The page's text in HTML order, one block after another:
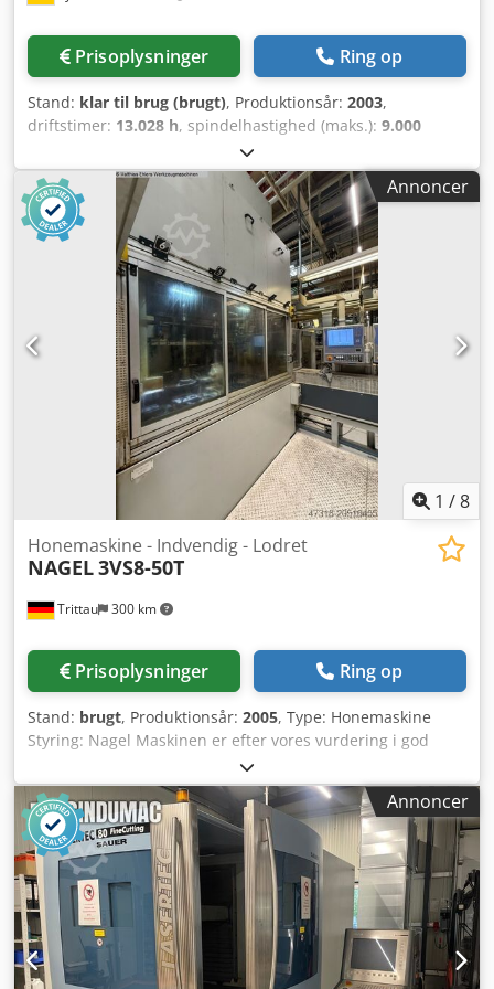
drejebord: 200 kg - Spændområde for det vertikale
konsolbord: 235 x 350 mm - T-spor i det vertikale
DIN 2080-40 (ISO 40) - Spindelhastighedsområde: 50 – 3000
o/min (trinløst justerbar) Crsdpfxezmh Aqe Apref -
Boringsdiameter i spindelhylster: Ø56H7 mm - Manuelt løft
af spindel i det vertikale hoved: 80 mm - Drejevinkel for det
vertikale hoved: ±45° - Vægt af det vertikale hoved: 85 kg -
Fremføringshastighed X, Y: op til 5000 mm/min (trinløst
justerbar) - Fremføringshastighed Z: op til 2500 mm/min
(trinløst justerbar) - Hurtiggående X, Y: 6000 mm/min -
Hurtiggående Z: 3000 mm/min - Drejningsmoment for
aksismotorerne X, Y: 4,5 Nm - Drejningsmoment for
aksismotoren Z: 6,2 Nm - Motor til kølevæskepumpe: 0,2
kW - Medfølgende tilbehør/udstyr: Omfatter et omfattende
værktøjssæt, som er placeret i et blåt, flerlags
værktøjsskabe, en maskinspændebakke, en spåne- og
sprøjtebeskyttelseshætte, et kølevæskesystem samt en
betjeningsvejledning. Tekniske specifikationer
Konusstørrelse SK 40
Prisoplysninger Ring op
Stand: klar til brug (brugt), Produktionsår: 2003,
driftstimer: 13.028 h, spindelhastighed (maks.): 9.000
500 mm
mm, vandring på Z-aksen:400 mm, antal akser:5, Denne
5-aksede maskine, DECKEL MAHO DMU 50T, blev
fremstillet i 2003. Den har en 3+2-akset konfiguration med
CNC-styrede lineære akser og et manuelt drejeligt bord,
hvilket øger maskinens alsidighed. Maskinen er udstyret
med værktøjer og en monteret værktøjslisteholder, hvilket
gør håndteringen nemmere. Hvis du leder efter
bearbejdningsmuligheder af høj kvalitet, bør du overveje
det universelle bearbejdningscenter DECKEL MAHO DMU
50T, som vi tilbyder til salg. Kontakt os for yderligere
information. Cedezmhwzepfx Aprerf - Akser: 5-akser
(normalt som en 3+2-akset konfiguration med 3 CNC-
styrede lineære akser X/Y/Z og et manuelt betjent
drejebord for B- og C-akserne) - Medfølgende udstyr:
Værktøjer er inkluderet, monteret værktøjslisteholder på
kabinettet, elektronisk håndhjul/betjeningspanel i skabet.
Annoncer
1 /8
Trittau 300 km
Honemaskine - Indvendig - Lodret
NAGEL3VS8-50T
Prisoplysninger Ring op
Stand: brugt, Produktionsår: 2005, Type: Honemaskine
Styring: Nagel Maskinen er efter vores vurdering i god
brugt stand og kan besigtiges under strøm efter aftale. Der
er 2 maskiner tilgængelige. Csdpoxwdxiefx Aprjrf Tilbehør,
viste værktøjer og opspændingsmidler medfølger kun, hvis
dette er angivet i tillægsinformationen. Ændringer og fejl i
tekniske data og oplysninger samt mellemsalg
forbeholdes!
Annoncer